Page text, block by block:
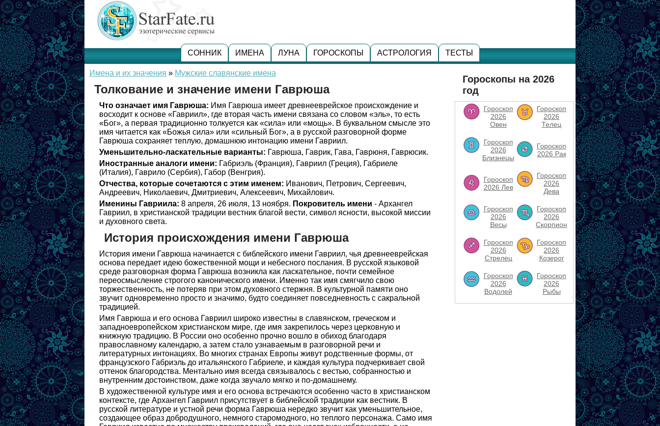
СОННИК ИМЕНА ЛУНА ГОРОСКОПЫ АСТРОЛОГИЯ ТЕСТЫ
Имена и их значения » Мужские славянские имена
Толкование и значение имени Гаврюша
Что означает имя Гаврюша: Имя Гаврюша имеет древнееврейское происхождение и
восходит к основе «Гавриил», где вторая часть имени связана со словом «эль», то есть
«Бог», а первая традиционно толкуется как «сила» или «мощь». В буквальном смысле это
имя читается как «Божья сила» или «сильный Бог», а в русской разговорной форме
Гаврюша сохраняет теплую, домашнюю интонацию имени Гавриил.
Уменьшительно-ласкательные варианты: Гаврюша, Гаврик, Гава, Гаврюня, Гаврюсик.
Иностранные аналоги имени: Габриэль (Франция), Гавриил (Греция), Габриеле
(Италия), Гаврило (Сербия), Габор (Венгрия).
Отчества, которые сочетаются с этим именем: Иванович, Петрович, Сергеевич,
Андреевич, Николаевич, Дмитриевич, Алексеевич, Михайлович.
Именины Гавриила: 8 апреля, 26 июля, 13 ноября. Покровитель имени - Архангел
Гавриил, в христианской традиции вестник благой вести, символ ясности, высокой миссии
и духовного света.
История происхождения имени Гаврюша
История имени Гаврюша начинается с библейского имени Гавриил, чья древнееврейская
основа передает идею божественной мощи и небесного послания. В русской языковой
среде разговорная форма Гаврюша возникла как ласкательное, почти семейное
переосмысление строгого канонического имени. Именно так имя смягчило свою
торжественность, не потеряв при этом духовного стержня. В культурной памяти оно
звучит одновременно просто и значимо, будто соединяет повседневность с сакральной
традицией.
Имя Гаврюша и его основа Гавриил широко известны в славянском, греческом и
западноевропейском христианском мире, где имя закрепилось через церковную и
книжную традицию. В России оно особенно прочно вошло в обиход благодаря
православному календарю, а затем стало узнаваемым в разговорной речи и
литературных интонациях. Во многих странах Европы живут родственные формы, от
французского Габриэль до итальянского Габриеле, и каждая культура подчеркивает свой
оттенок благородства. Ментально имя всегда связывалось с вестью, собранностью и
внутренним достоинством, даже когда звучало мягко и по-домашнему.
В художественной культуре имя и его основа встречаются особенно часто в христианском
контексте, где Архангел Гавриил присутствует в библейской традиции как вестник. В
русской литературе и устной речи форма Гаврюша нередко звучит как уменьшительное,
создающее образ добродушного, немного старомодного, но теплого персонажа. Само имя
Гороскопы на 2026
год
Гороскоп
2026
Овен
Гороскоп
2026
Телец
Гороскоп
2026
Близнецы
Гороскоп
2026 Рак
Гороскоп
2026 Лев
Гороскоп
2026
Дева
Гороскоп
2026
Весы
Гороскоп
2026
Скорпион
Гороскоп
2026
Стрелец
Гороскоп
2026
Козерог
Гороскоп
2026
Водолей
Гороскоп
2026
Рыбы